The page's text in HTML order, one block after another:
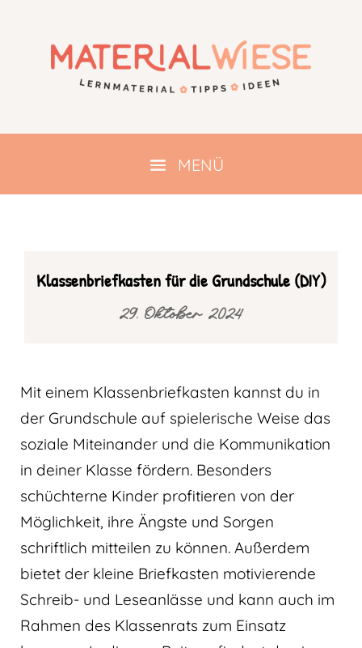
Klassenbriefkasten für die Grundschule (DIY)
29. Oktober 2024
Mit einem Klassenbriefkasten kannst du in
der Grundschule auf spielerische Weise das
soziale Miteinander und die Kommunikation
in deiner Klasse fördern. Besonders
schüchterne Kinder profitieren von der
Möglichkeit, ihre Ängste und Sorgen
schriftlich mitteilen zu können. Außerdem
bietet der kleine Briefkasten motivierende
Schreib- und Leseanlässe und kann auch im
Rahmen des Klassenrats zum Einsatz